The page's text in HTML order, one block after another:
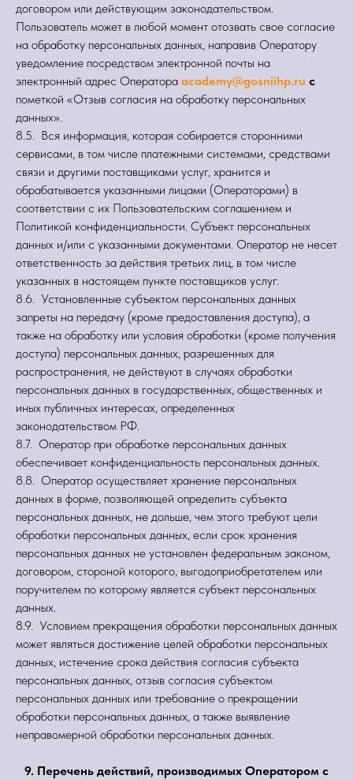
договором или действующим законодательством.
Пользователь может в любой момент отозвать свое согласие
на обработку персональных данных, направив Оператору
уведомление посредством электронной почты на
электронный адрес Оператора academy@gosniihp.ru с
пометкой «Отзыв согласия на обработку персональных
данных».
8.5. Вся информация, которая собирается сторонними
сервисами, в том числе платежными системами, средствами
связи и другими поставщиками услуг, хранится и
обрабатывается указанными лицами (Операторами) в
соответствии с их Пользовательским соглашением и
Политикой конфиденциальности. Субъект персональных
данных и/или с указанными документами. Оператор не несет
ответственность за действия третьих лиц, в том числе
указанных в настоящем пункте поставщиков услуг.
8.6. Установленные субъектом персональных данных
запреты на передачу (кроме предоставления доступа), а
также на обработку или условия обработки (кроме получения
доступа) персональных данных, разрешенных для
распространения, не действуют в случаях обработки
персональных данных в государственных, общественных и
иных публичных интересах, определенных
законодательством РФ.
8.7. Оператор при обработке персональных данных
обеспечивает конфиденциальность персональных данных.
8.8. Оператор осуществляет хранение персональных
данных в форме, позволяющей определить субъекта
персональных данных, не дольше, чем этого требуют цели
обработки персональных данных, если срок хранения
персональных данных не установлен федеральным законом,
договором, стороной которого, выгодоприобретателем или
поручителем по которому является субъект персональных
данных.
8.9. Условием прекращения обработки персональных данных
может являться достижение целей обработки персональных
данных, истечение срока действия согласия субъекта
персональных данных, отзыв согласия субъектом
персональных данных или требование о прекращении
обработки персональных данных, а также выявление
неправомерной обработки персональных данных.
9. Перечень действий, производимых Оператором с